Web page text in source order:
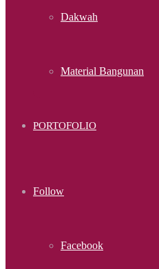
Dakwah
Material Bangunan
PORTOFOLIO
Follow
Facebook